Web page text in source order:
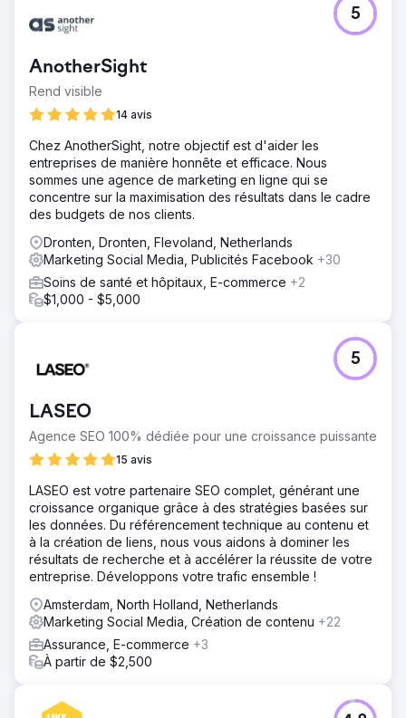
AnotherSight
Rend visible
14 avis
5
Chez AnotherSight, notre objectif est d'aider les
entreprises de manière honnête et efficace. Nous
sommes une agence de marketing en ligne qui se
concentre sur la maximisation des résultats dans le cadre
des budgets de nos clients.
Dronten, Dronten, Flevoland, Netherlands
Marketing Social Media, Publicités Facebook +30
Soins de santé et hôpitaux, E-commerce +2
$1,000 - $5,000
LASEO
Agence SEO 100% dédiée pour une croissance puissante
15 avis
5
LASEO est votre partenaire SEO complet, générant une
croissance organique grâce à des stratégies basées sur
les données. Du référencement technique au contenu et
à la création de liens, nous vous aidons à dominer les
résultats de recherche et à accélérer la réussite de votre
entreprise. Développons votre trafic ensemble !
Amsterdam, North Holland, Netherlands
Marketing Social Media, Création de contenu +22
Assurance, E-commerce +3
À partir de $2,500